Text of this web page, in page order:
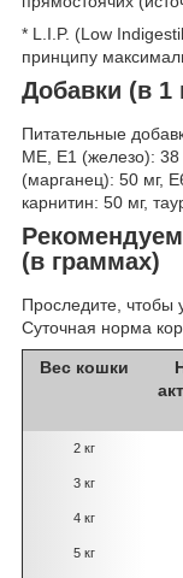
* L.I.P. (Low
принципу
Добавки (в 1
Питательные
МЕ, E1 (железо): 38
(марганец): 50 мг,
карнитин: 50 мг,
(в граммах)
Проследите, чтобы
Суточная норма
Вес кошки
2 кг
3 кг
4 кг
5 кг